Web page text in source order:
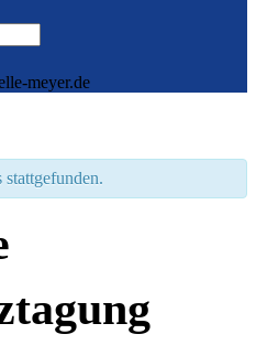
meyer.de
stattgefunden.